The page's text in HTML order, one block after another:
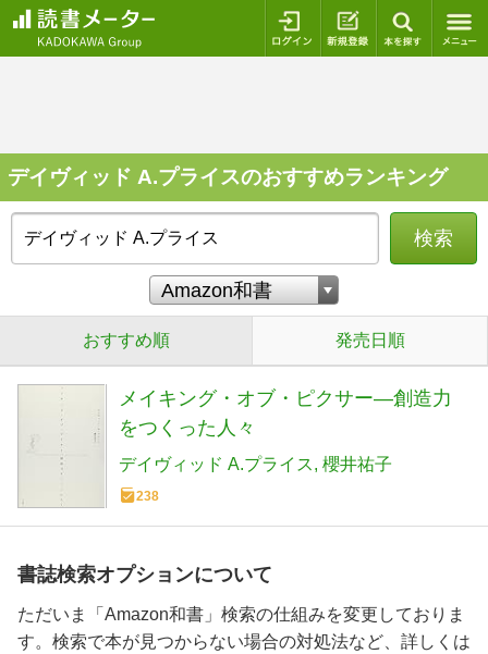
ログイン 新規登録
デイヴィッド A.プライスのおすすめランキング
検索
おすすめ順 発売日順
メイキング・オブ・ピクサー―創造力
をつくった人々
デイヴィッド A.プライス 櫻井祐子
238
書誌検索オプションについて
ただいま「Amazon和書」検索の仕組みを変更しておりま
す。検索で本が見つからない場合の対処法など、詳しくは